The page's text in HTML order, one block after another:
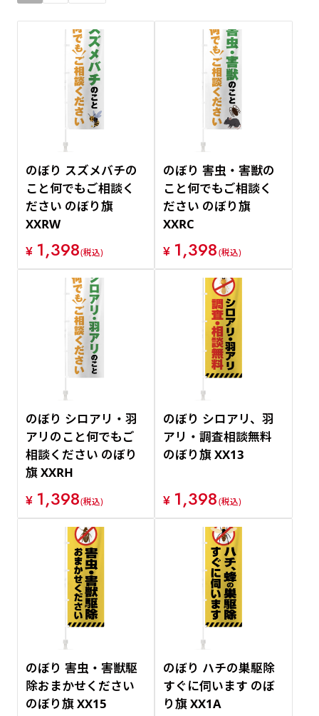
新着順
価格が安い順
価格が高い順
のぼり スズメバチの
こと何でもご相談く
ださい のぼり旗
XXRW
¥ 1,398(税込)
のぼり 害虫・害獣の
こと何でもご相談く
ださい のぼり旗
XXRC
¥ 1,398(税込)
のぼり シロアリ・羽
アリのこと何でもご
相談ください のぼり
旗 XXRH
¥ 1,398(税込)
のぼり シロアリ、羽
アリ・調査相談無料
のぼり旗 XX13
¥ 1,398(税込)
のぼり 害虫・害獣駆
除おまかせください
のぼり旗 XX15
のぼり ハチの巣駆除
すぐに伺います のぼ
り旗 XX1A